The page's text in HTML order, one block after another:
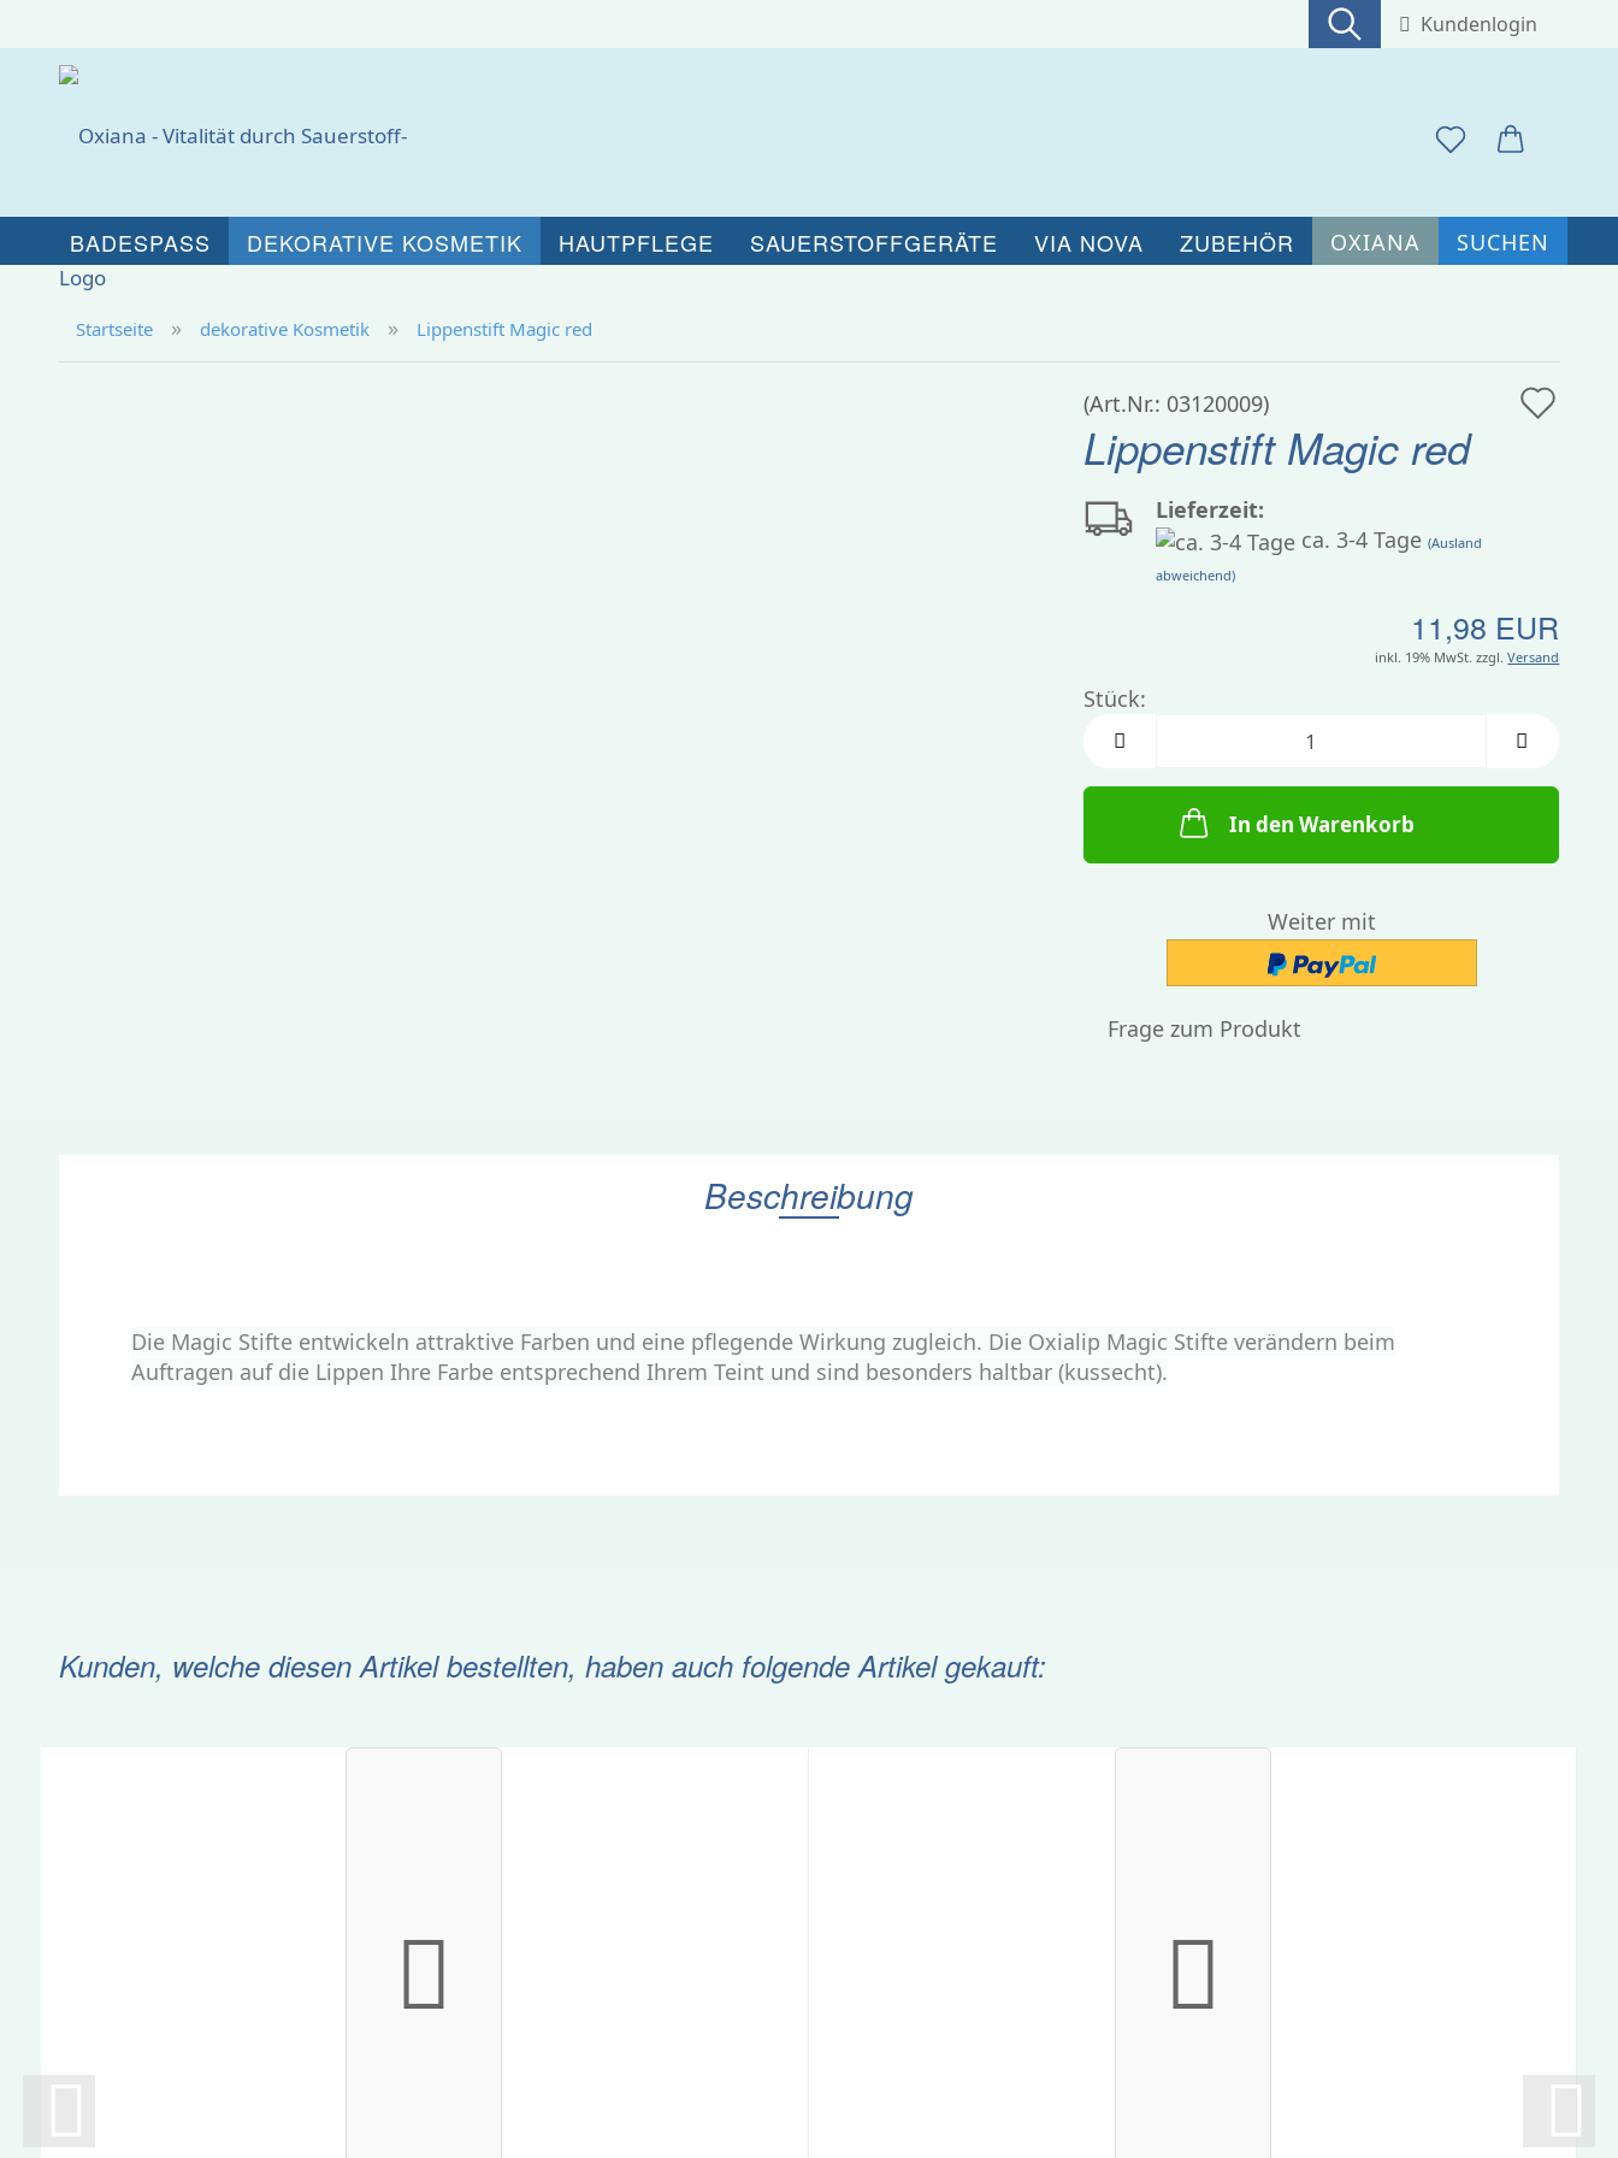
Suche...
Kundenlogin
Passwort
Passwort vergessen?
BADESPASS DEKORATIVE KOSMETIK HAUTPFLEGE SAUERSTOFFGERÄTE VIA NOVA ZUBEHÖR OXIANA SUCHEN
Startseite » dekorative Kosmetik » Lippenstift Magic red
(Art.Nr.: 03120009)
Lippenstift Magic red
Lieferzeit:
ca. 3-4 Tage (Ausland
abweichend)
11,98 EUR
inkl. 19% MwSt. zzgl.Versand
Stück:
Stück
In den Warenkorb
Weiter mit
Frage zum Produkt
Beschreibung
Die Magic Stifte entwickeln attraktive Farben und eine pflegende Wirkung zugleich. Die Oxialip Magic Stifte verändern beim
Auftragen auf die Lippen Ihre Farbe entsprechend Ihrem Teint und sind besonders haltbar (kussecht).
Kunden, welche diesen Artikel bestellten, haben auch folgende Artikel gekauft: